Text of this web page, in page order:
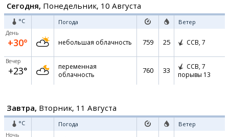
Сегодня, Понедельник, 10 Августа
°C Погода Ветер
День
+30° небольшая облачность 759 25 ССВ, 7
Вечер
+23°
переменная
облачность
760 33 ССВ, 7
порывы 13
Завтра, Вторник, 11 Августа
°C Погода Ветер
Ночь